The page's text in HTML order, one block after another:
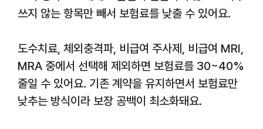
쓰지 않는 항목만 빼서 보험료를 낮출 수 있어요.
도수치료, 체외충격파, 비급여 주사제, 비급여 MRI,
MRA 중에서 선택해 제외하면 보험료를 30~40%
줄일 수 있어요. 기존 계약을 유지하면서 보험료만
낮추는 방식이라 보장 공백이 최소화돼요.